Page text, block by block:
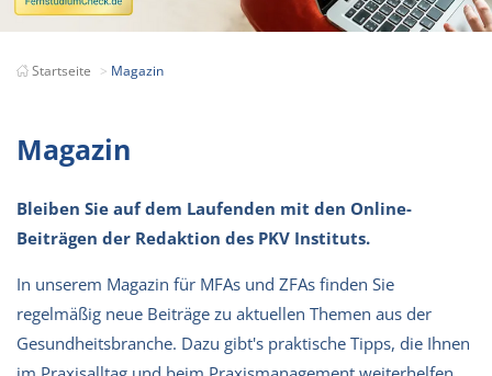
Startseite Magazin
Magazin
Bleiben Sie auf dem Laufenden mit den Online-
Beiträgen der Redaktion des PKV Instituts.
In unserem Magazin für MFAs und ZFAs finden Sie
regelmäßig neue Beiträge zu aktuellen Themen aus der
Gesundheitsbranche. Dazu gibt's praktische Tipps, die Ihnen